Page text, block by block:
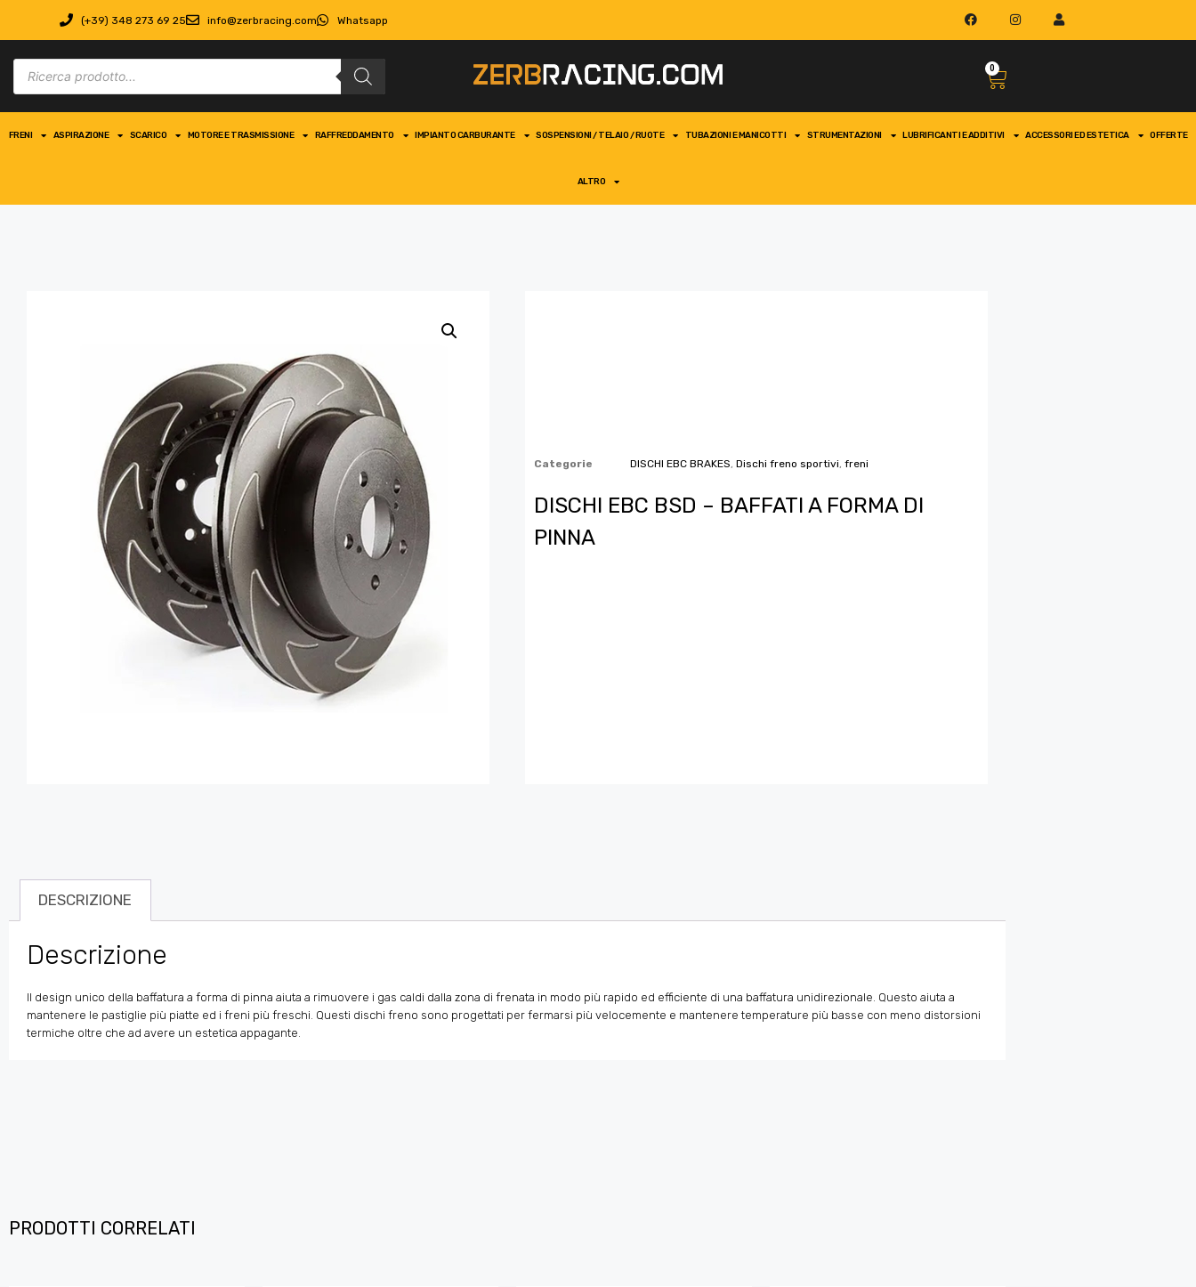
(+39) 348 273 69 25 info@zerbracing.com Whatsapp
0
FRENI ASPIRAZIONE SCARICO MOTORE E TRASMISSIONE RAFFREDDAMENTO IMPIANTO CARBURANTE SOSPENSIONI / TELAIO / RUOTE TUBAZIONI E MANICOTTI STRUMENTAZIONI LUBRIFICANTI E ADDITIVI ACCESSORI ED ESTETICA OFFERTE
ALTRO
Categorie DISCHI EBC BRAKES, Dischi freno sportivi, freni
DISCHI EBC BSD – BAFFATI A FORMA DI
PINNA
DESCRIZIONE
Descrizione
Il design unico della baffatura a forma di pinna aiuta a rimuovere i gas caldi dalla zona di frenata in modo più rapido ed efficiente di una baffatura unidirezionale. Questo aiuta a
mantenere le pastiglie più piatte ed i freni più freschi. Questi dischi freno sono progettati per fermarsi più velocemente e mantenere temperature più basse con meno distorsioni
termiche oltre che ad avere un estetica appagante.
PRODOTTI CORRELATI